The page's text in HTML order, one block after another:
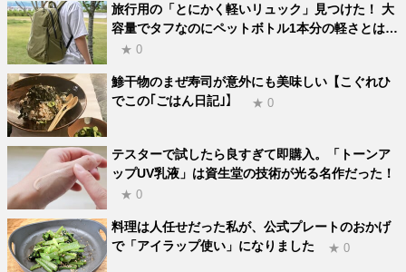
旅行用の「とにかく軽いリュック」見つけた！ 大
容量でタフなのにペットボトル1本分の軽さとは…
★ 0
鯵干物のまぜ寿司が意外にも美味しい【こぐれひ
でこの｢ごはん日記｣】
★ 0
テスターで試したら良すぎて即購入。「トーンア
ップUV乳液」は資生堂の技術が光る名作だった！
★ 0
料理は人任せだった私が、公式プレートのおかげ
で「アイラップ使い」になりました
★ 0